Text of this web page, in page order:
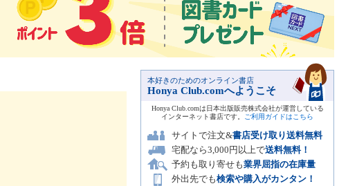
本好きのためのオンライン書店
Honya Club.comへようこそ
Honya Club.comは日本出版販売株式会社が運営している
インターネット書店です。
ご利用ガイドはこちら
サイトで注文&書店受け取り送料無料
宅配なら3,000円以上で送料無料！
予約も取り寄せも業界屈指の在庫量
外出先でも検索や購入がカンタン！